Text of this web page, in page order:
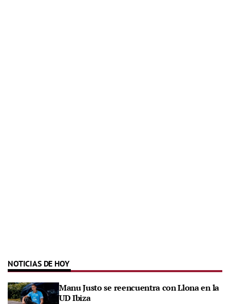
NOTICIAS DE HOY
Manu Justo se reencuentra con Llona en la
UD Ibiza